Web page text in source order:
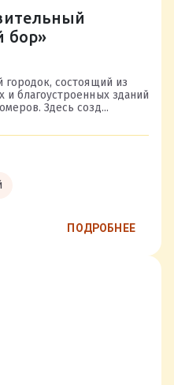
бор»
состоящий из
и благоустроенных зданий
Здесь созд...
ПОДРОБНЕЕ